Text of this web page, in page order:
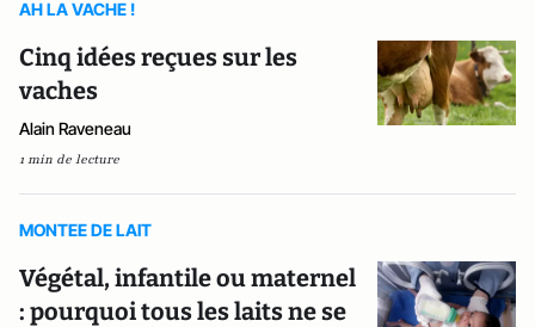
AH LA VACHE !
Cinq idées reçues sur les
vaches
Alain Raveneau
1 min de lecture
MONTEE DE LAIT
Végétal, infantile ou maternel
: pourquoi tous les laits ne se